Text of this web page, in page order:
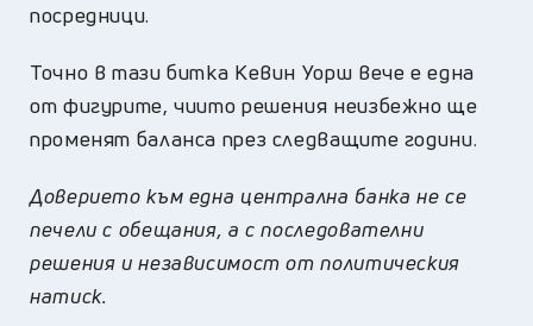
посредници.
Точно в тази битка Кевин Уорш вече е една
от фигурите, чиито решения неизбежно ще
променят баланса през следващите години.
Доверието към една централна банка не се
печели с обещания, а с последователни
решения и независимост от политическия
натиск.